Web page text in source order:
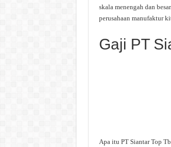
skala menengah dan
perusahaan manufaktur
Gaji PT
Apa itu PT Siantar Top